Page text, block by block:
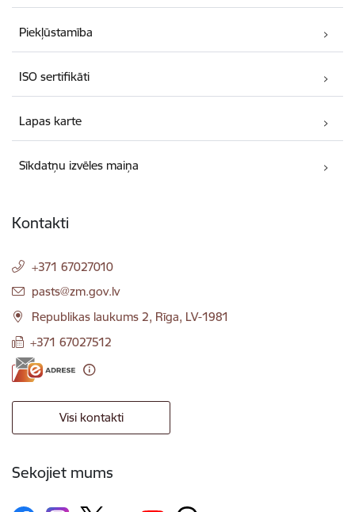
Piekļūstamība
ISO sertifikāti
Lapas karte
Sīkdatņu izvēles maiņa
Kontakti
+371 67027010
E-pasts:
pasts@zm.gov.lv
Republikas laukums 2, Rīga, LV-1981
+371 67027512
Visi kontakti
Sekojiet mums